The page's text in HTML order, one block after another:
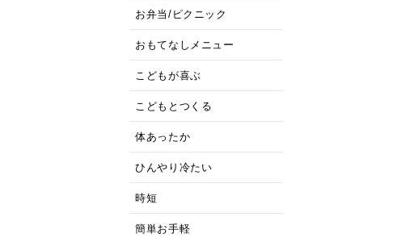
お弁当/ピクニック
おもてなしメニュー
こどもが喜ぶ
こどもとつくる
体あったか
ひんやり冷たい
時短
簡単お手軽